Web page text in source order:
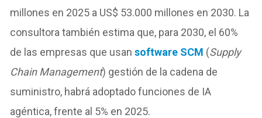
millones en 2025 a US$ 53.000 millones en 2030. La
consultora también estima que, para 2030, el 60%
de las empresas que usansoftware SCM (Supply
Chain Management) gestión de la cadena de
suministro, habrá adoptado funciones de IA
agéntica, frente al 5% en 2025.